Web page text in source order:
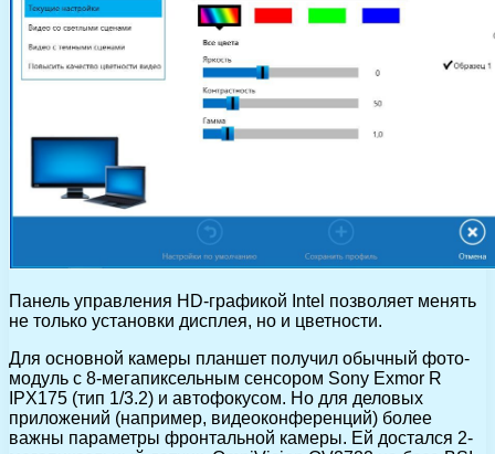
Панель управления HD-графикой Intel позволяет менять
не только установки дисплея, но и цветности.
Для основной камеры планшет получил обычный фото-
модуль с 8-мегапиксельным сенсором Sony Exmor R
IPX175 (тип 1/3.2) и автофокусом. Но для деловых
приложений (например, видеоконференций) более
важны параметры фронтальной камеры. Ей достался 2-